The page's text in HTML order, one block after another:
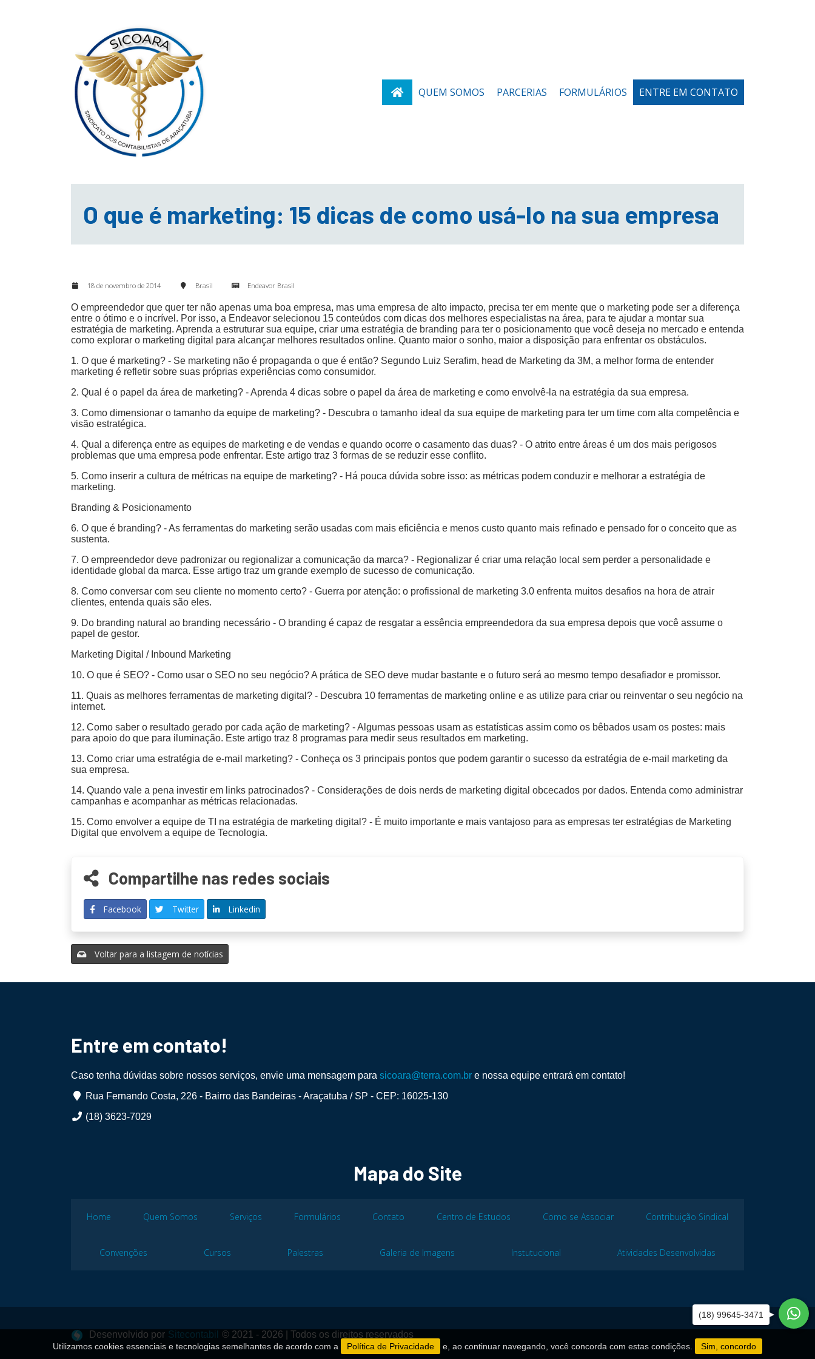
(18) 99645-3471
Utilizamos cookies essenciais e tecnologias semelhantes de acordo com a Política de Privacidade e, ao continuar navegando, você concorda com estas condições. Sim, concordo
QUEM SOMOS PARCERIAS FORMULÁRIOS ENTRE EM CONTATO
O que é marketing: 15 dicas de como usá-lo na sua empresa
18 de novembro de 2014 Brasil Endeavor Brasil
O empreendedor que quer ter não apenas uma boa empresa, mas uma empresa de alto impacto, precisa ter em mente que o marketing pode ser a diferença
entre o ótimo e o incrível. Por isso, a Endeavor selecionou 15 conteúdos com dicas dos melhores especialistas na área, para te ajudar a montar sua
estratégia de marketing. Aprenda a estruturar sua equipe, criar uma estratégia de branding para ter o posicionamento que você deseja no mercado e entenda
como explorar o marketing digital para alcançar melhores resultados online. Quanto maior o sonho, maior a disposição para enfrentar os obstáculos.
1. O que é marketing? - Se marketing não é propaganda o que é então? Segundo Luiz Serafim, head de Marketing da 3M, a melhor forma de entender
marketing é refletir sobre suas próprias experiências como consumidor.
2. Qual é o papel da área de marketing? - Aprenda 4 dicas sobre o papel da área de marketing e como envolvê-la na estratégia da sua empresa.
3. Como dimensionar o tamanho da equipe de marketing? - Descubra o tamanho ideal da sua equipe de marketing para ter um time com alta competência e
visão estratégica.
4. Qual a diferença entre as equipes de marketing e de vendas e quando ocorre o casamento das duas? - O atrito entre áreas é um dos mais perigosos
problemas que uma empresa pode enfrentar. Este artigo traz 3 formas de se reduzir esse conflito.
5. Como inserir a cultura de métricas na equipe de marketing? - Há pouca dúvida sobre isso: as métricas podem conduzir e melhorar a estratégia de
marketing.
Branding & Posicionamento
6. O que é branding? - As ferramentas do marketing serão usadas com mais eficiência e menos custo quanto mais refinado e pensado for o conceito que as
sustenta.
7. O empreendedor deve padronizar ou regionalizar a comunicação da marca? - Regionalizar é criar uma relação local sem perder a personalidade e
identidade global da marca. Esse artigo traz um grande exemplo de sucesso de comunicação.
8. Como conversar com seu cliente no momento certo? - Guerra por atenção: o profissional de marketing 3.0 enfrenta muitos desafios na hora de atrair
clientes, entenda quais são eles.
9. Do branding natural ao branding necessário - O branding é capaz de resgatar a essência empreendedora da sua empresa depois que você assume o
papel de gestor.
Marketing Digital / Inbound Marketing
10. O que é SEO? - Como usar o SEO no seu negócio? A prática de SEO deve mudar bastante e o futuro será ao mesmo tempo desafiador e promissor.
11. Quais as melhores ferramentas de marketing digital? - Descubra 10 ferramentas de marketing online e as utilize para criar ou reinventar o seu negócio na
internet.
12. Como saber o resultado gerado por cada ação de marketing? - Algumas pessoas usam as estatísticas assim como os bêbados usam os postes: mais
para apoio do que para iluminação. Este artigo traz 8 programas para medir seus resultados em marketing.
13. Como criar uma estratégia de e-mail marketing? - Conheça os 3 principais pontos que podem garantir o sucesso da estratégia de e-mail marketing da
sua empresa.
14. Quando vale a pena investir em links patrocinados? - Considerações de dois nerds de marketing digital obcecados por dados. Entenda como administrar
campanhas e acompanhar as métricas relacionadas.
15. Como envolver a equipe de TI na estratégia de marketing digital? - É muito importante e mais vantajoso para as empresas ter estratégias de Marketing
Digital que envolvem a equipe de Tecnologia.
Compartilhe nas redes sociais
Facebook Twitter Linkedin
Voltar para a listagem de notícias
Entre em contato!
Caso tenha dúvidas sobre nossos serviços, envie uma mensagem para sicoara@terra.com.br e nossa equipe entrará em contato!
Rua Fernando Costa, 226 - Bairro das Bandeiras - Araçatuba / SP - CEP: 16025-130
(18) 3623-7029
Mapa do Site
Home Quem Somos Serviços Formulários Contato Centro de Estudos Como se Associar Contribuição Sindical
Convenções Cursos Palestras Galeria de Imagens Instutucional Atividades Desenvolvidas
Desenvolvido por Sitecontabil © 2021 - 2026 | Todos os direitos reservados